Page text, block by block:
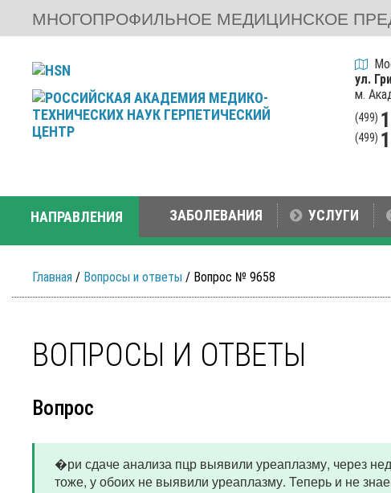
МНОГОПРОФИЛЬНОЕ МЕДИЦИНСКОЕ
ул.
м.
(499)
(499)
НАПРАВЛЕНИЯ ЗАБОЛЕВАНИЯ УСЛУГИ
Главная / Вопросы и ответы / Вопрос № 9658
ВОПРОСЫ И ОТВЕТЫ
Вопрос
�ри сдаче анализа пцр выявили уреаплазму, через
тоже, у обоих не выявили уреаплазму. Теперь и не